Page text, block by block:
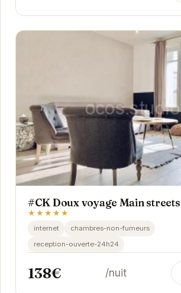
#CK Doux voyage Main streets
★★★★★
internet
chambres-non-fumeurs
reception-ouverte-24h24
138€ /nuit